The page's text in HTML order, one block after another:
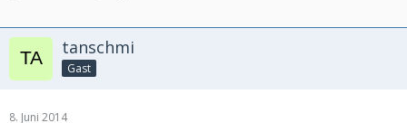
tanschmi
Gast
8. Juni 2014